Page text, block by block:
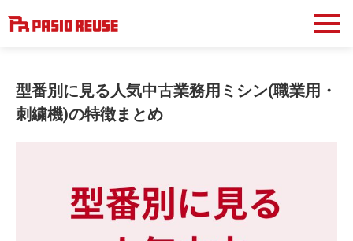
型番別に見る人気中古業務用ミシン(職業用・
刺繍機)の特徴まとめ